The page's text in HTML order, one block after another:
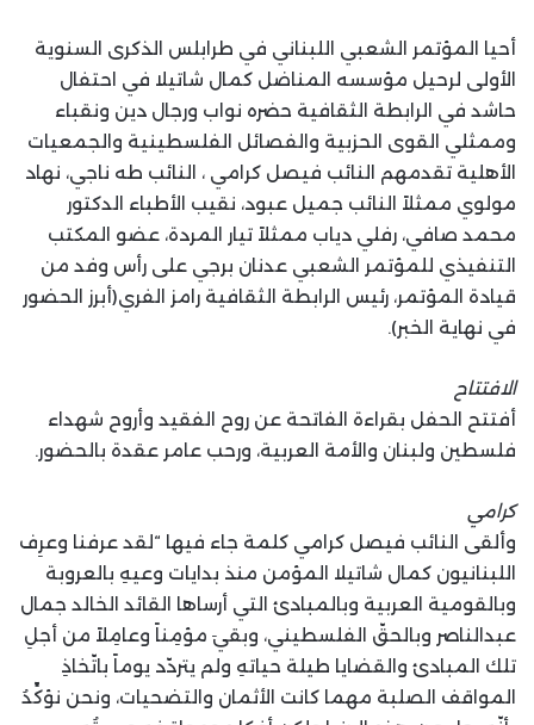
أحيا المؤتمر الشعبي اللبناني في طرابلس الذكرى السنوية
الأولى لرحيل مؤسسه المناضل كمال شاتيلا في احتفال
حاشد في الرابطة الثقافية حضره نواب ورجال دين ونقباء
وممثلي القوى الحزبية والفصائل الفلسطينية والجمعيات
الأهلية تقدمهم النائب فيصل كرامي ، النائب طه ناجي، نهاد
مولوي ممثلاً النائب جميل عبود، نقيب الأطباء الدكتور
محمد صافي، رفلي دياب ممثلاً تيار المردة، عضو المكتب
التنفيذي للمؤتمر الشعبي عدنان برجي على رأس وفد من
قيادة المؤتمر، رئيس الرابطة الثقافية رامز الفري(أبرز الحضور
في نهاية الخبر).
الافتتاح
أفتتح الحفل بقراءة الفاتحة عن روح الفقيد وأروح شهداء
فلسطين ولبنان والأمة العربية، ورحب عامر عقدة بالحضور.
كرامي
وألقى النائب فيصل كرامي كلمة جاء فيها “لقد عرفنا وعرِف
اللبنانيون كمال شاتيلا المؤمن منذ بدايات وعيهِ بالعروبة
وبالقومية العربية وبالمبادئ التي أرساها القائد الخالد جمال
عبدالناصر وبالحقّ الفلسطيني، وبقيَ مؤمِناً وعامِلاً من أجلِ
تلك المبادئ والقضايا طيلة حياتهِ ولم يتردّد يوماً باتّخاذِ
المواقف الصلبة مهما كانت الأثمان والتضحيات، ونحن نؤكِّدُ